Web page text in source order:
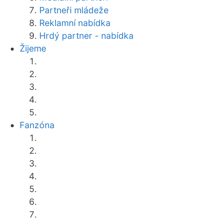
Partneři mládeže
Reklamní nabídka
Hrdý partner - nabídka
Žijeme
Fanzóna